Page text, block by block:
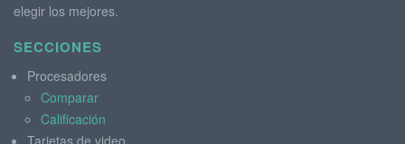
elegir los mejores.
SECCIONES
Procesadores
Comparar
Calificación
Tarjetas de video